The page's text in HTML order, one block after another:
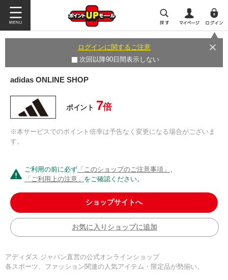
ログインに関するご注意
次回以降90日間表示しない
adidas ONLINE SHOP
ポイント 7倍
※本サービスでのポイント倍率は予告なく変更になる場合がございま
す。
ご利用の前に必ず 「このショップのご注意事項」 、
「ご利用上の注意」 をご確認ください。
ショップサイトへ
お気に入りショップに追加
アディダス ジャパン直営の公式オンラインショップ
各スポーツ、ファッション関連の人気アイテム・限定品が勢揃い。